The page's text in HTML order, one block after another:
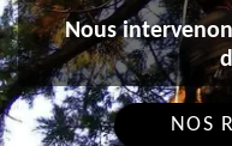
Nous
NOS